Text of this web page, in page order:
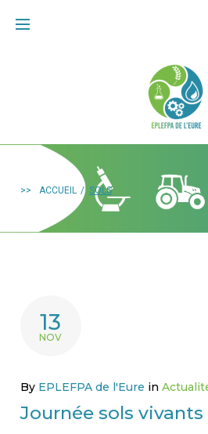
>> ACCUEIL / SOLS
13
NOV
By EPLEFPA de l'Eure in
Journée sols vivants